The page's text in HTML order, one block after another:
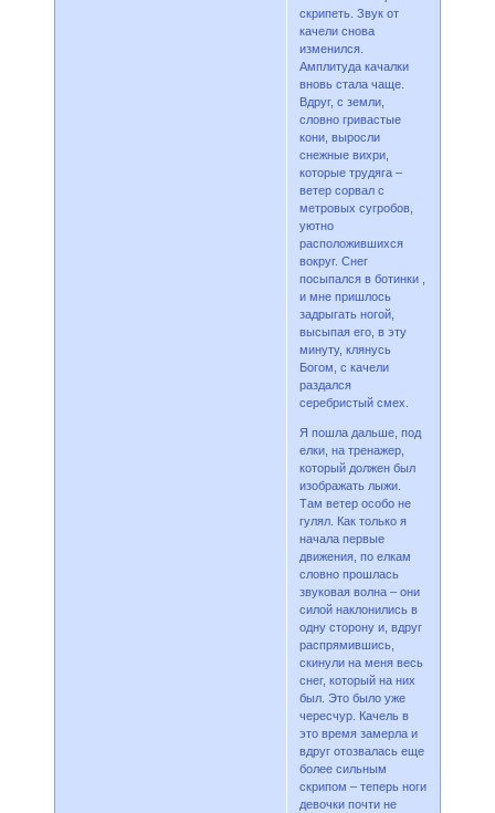
скрипеть. Звук от
качели снова
изменился.
Амплитуда качалки
вновь стала чаще.
Вдруг, с земли,
словно гривастые
кони, выросли
снежные вихри,
которые трудяга –
ветер сорвал с
метровых сугробов,
уютно
расположившихся
вокруг. Снег
посыпался в ботинки ,
и мне пришлось
задрыгать ногой,
высыпая его, в эту
минуту, клянусь
Богом, с качели
раздался
серебристый смех.
Я пошла дальше, под
елки, на тренажер,
который должен был
изображать лыжи.
Там ветер особо не
гулял. Как только я
начала первые
движения, по елкам
словно прошлась
звуковая волна – они
силой наклонились в
одну сторону и, вдруг
распрямившись,
скинули на меня весь
снег, который на них
был. Это было уже
чересчур. Качель в
это время замерла и
вдруг отозвалась еще
более сильным
скрипом – теперь ноги
девочки почти не